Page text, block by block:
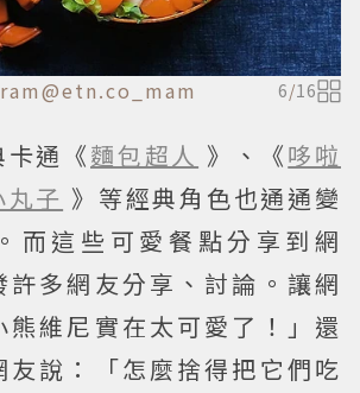
6/16
通《麵包超人 》、《哆啦
丸子 》等經典角色也通通變
而這些可愛餐點分享到網
許多網友分享、討論。讓網
熊維尼實在太可愛了！」還
友說：「怎麼捨得把它們吃